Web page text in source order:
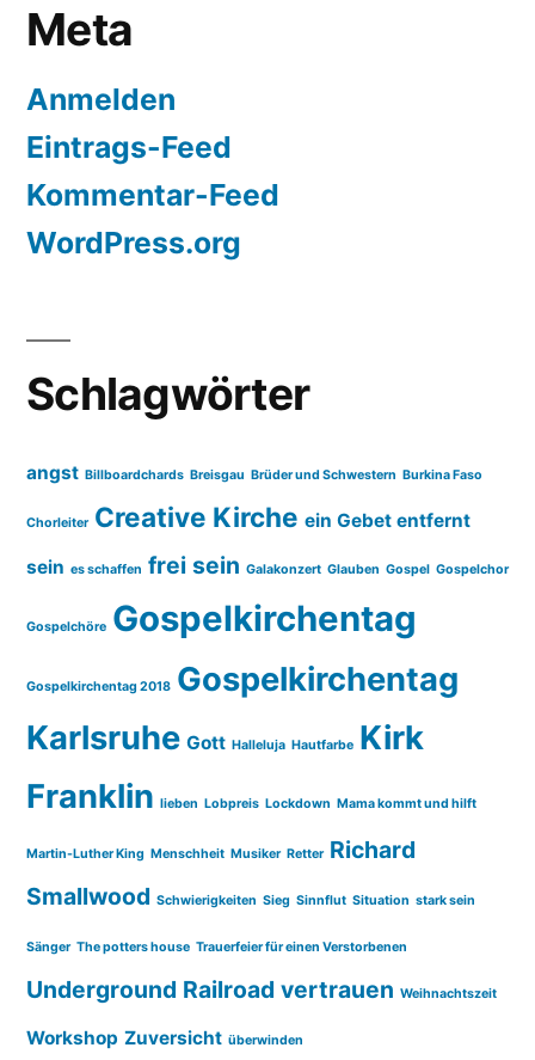
Meta
Anmelden
Eintrags-Feed
Kommentar-Feed
WordPress.org
Schlagwörter
angst Billboardchards Breisgau Brüder und Schwestern Burkina Faso
Chorleiter Creative Kirche ein Gebet entfernt
sein es schaffen frei sein Galakonzert Glauben Gospel Gospelchor
Gospelchöre Gospelkirchentag
Gospelkirchentag 2018 Gospelkirchentag
Karlsruhe Gott Halleluja Hautfarbe Kirk
Franklin lieben Lobpreis Lockdown Mama kommt und hilft
Martin-Luther King Menschheit Musiker Retter Richard
Smallwood Schwierigkeiten Sieg Sinnflut Situation stark sein
Sänger The potters house Trauerfeier für einen Verstorbenen
Underground Railroad vertrauen Weihnachtszeit
Workshop Zuversicht überwinden